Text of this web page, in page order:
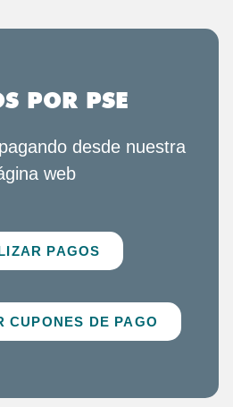
POR PSE
desde nuestra
web
PAGOS
CUPONES DE PAGO